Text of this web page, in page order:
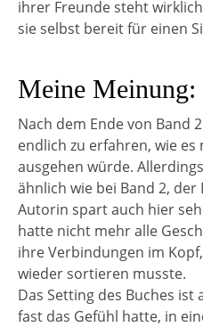
ihrer Freunde steht
sie selbst bereit für einen
Meine Meinung:
Nach dem Ende von Band
endlich zu erfahren, wie
ausgehen würde.
ähnlich wie bei Band 2, der
Autorin spart auch hier
hatte nicht mehr alle
ihre Verbindungen im
wieder sortieren musste.
Das Setting des Buches ist
fast das Gefühl hatte, in